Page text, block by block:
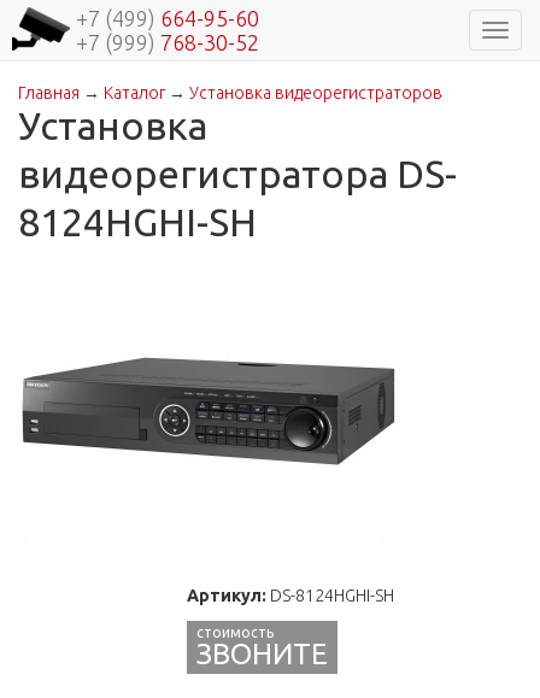
+7 (499) 664-95-60
+7 (999) 768-30-52
Вы здесь
Главная → Каталог→ Установка видеорегистраторов
Установка
видеорегистратора DS-
8124HGHI-SH
Артикул: DS-8124HGHI-SH
ЗВОНИТЕ